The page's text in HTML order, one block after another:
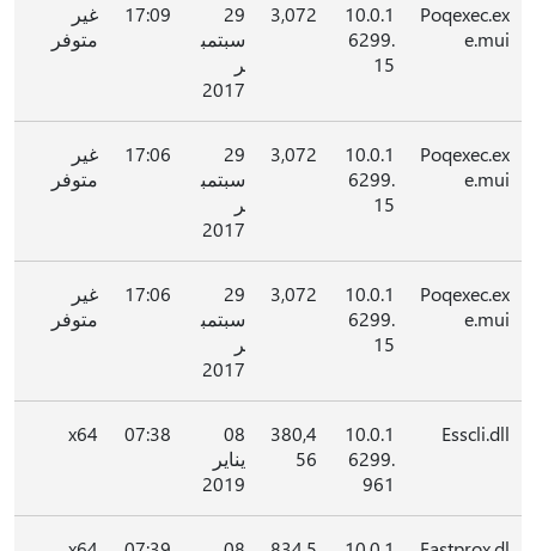
Poqexec.ex
e.mui
10.0.1
6299.
15
3,072
29
سبتمب
ر
2017
17:09
غير
متوفر
Poqexec.ex
e.mui
10.0.1
6299.
15
3,072
29
سبتمب
ر
2017
17:06
غير
متوفر
Poqexec.ex
e.mui
10.0.1
6299.
15
3,072
29
سبتمب
ر
2017
17:06
غير
متوفر
Esscli.dll
10.0.1
6299.
961
380,4
56
08
يناير
2019
07:38
x64